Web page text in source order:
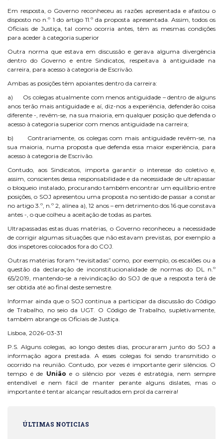
Em resposta, o Governo reconheceu as razões apresentada e afastou o
disposto no n.º 1 do artigo 11.º da proposta apresentada. Assim, todos os
Oficiais de Justiça, tal como ocorria antes, têm as mesmas condições
para aceder à categoria superior
Outra norma que estava em discussão e gerava alguma divergência
dentro do Governo e entre Sindicatos, respeitava à antiguidade na
carreira, para acesso à categoria de Escrivão.
Ambas as posições têm apoiantes dentro da carreira:
a) Os colegas atualmente com menos antiguidade – dentro de alguns
anos terão mais antiguidade e aí, diz-nos a experiência, defenderão coisa
diferente -, revêm-se, na sua maioria, em qualquer posição que defenda o
acesso à categoria superior com menos antiguidade na carreira;
b) Contrariamente, os colegas com mais antiguidade revêm-se, na
sua maioria, numa proposta que defenda essa maior experiência, para
acesso à categoria de Escrivão.
Contudo, aos Sindicatos, importa garantir o interesse do coletivo e,
assim, conscientes dessa responsabilidade e da necessidade de ultrapassar
o bloqueio instalado, procurando também encontrar um equilíbrio entre
posições, o SOJ apresentou uma proposta no sentido de passar a constar
no artigo 3.º, n.º 2, alínea a), 12 anos – em detrimento dos 16 que constava
antes -, o que colheu a aceitação de todas as partes.
Ultrapassadas estas duas matérias, o Governo reconheceu a necessidade
de corrigir algumas situações que não estavam previstas, por exemplo a
dos inspetores colocados fora do COJ.
Outras matérias foram “revisitadas” como, por exemplo, os escalões ou a
questão da declaração de inconstitucionalidade de normas do DL n.º
65/2019, mantendo-se a reivindicação do SOJ de que a resposta terá de
ser obtida até ao final deste semestre.
Informar ainda que o SOJ continua a participar da discussão do Código
de Trabalho, no seio da UGT. O Código de Trabalho, supletivamente,
também abrange os Oficiais de Justiça.
Lisboa, 2026-03-31
P.S. Alguns colegas, ao longo destes dias, procuraram junto do SOJ a
informação agora prestada. A esses colegas foi sendo transmitido o
ocorrido na reunião. Contudo, por vezes é importante gerir silêncios. O
tempo é de União e o silêncio por vezes é estratégia, nem sempre
entendível e nem fácil de manter perante alguns dislates, mas o
importante é tentar alcançar resultados em prol da carreira!
ÚLTIMAS NOTICIAS